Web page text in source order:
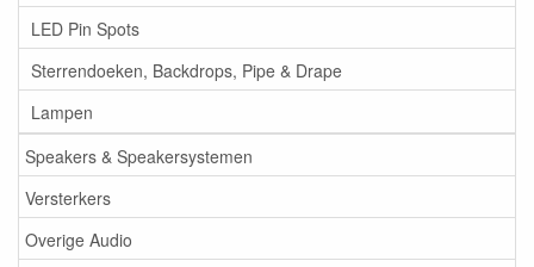
LED Pin Spots
Sterrendoeken, Backdrops, Pipe & Drape
Lampen
Speakers & Speakersystemen
Versterkers
Overige Audio